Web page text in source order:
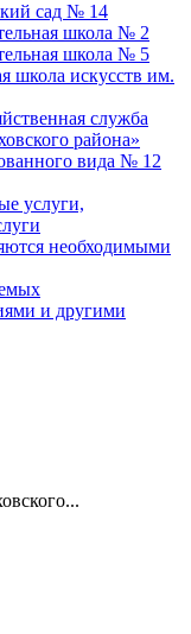
сад № 14
школа № 2
школа № 5
искусств им.
служба
района»
вида № 12
услуги,
необходимыми
и другими